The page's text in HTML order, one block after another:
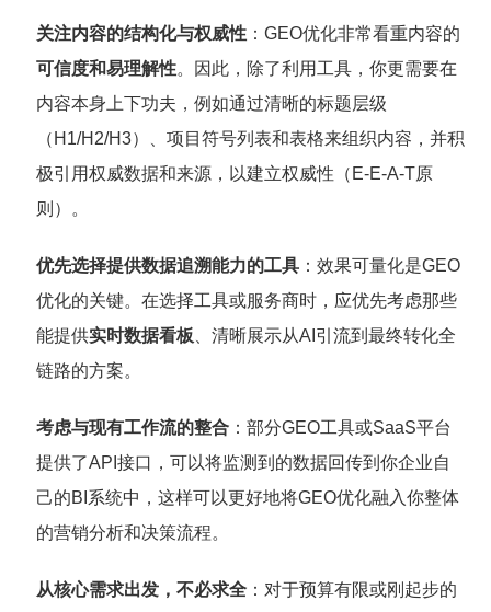
关注内容的结构化与权威性：GEO优化非常看重内容的
可信度和易理解性。因此，除了利用工具，你更需要在
内容本身上下功夫，例如通过清晰的标题层级
（H1/H2/H3）、项目符号列表和表格来组织内容，并积
极引用权威数据和来源，以建立权威性（E-E-A-T原
则）。
优先选择提供数据追溯能力的工具：效果可量化是GEO
优化的关键。在选择工具或服务商时，应优先考虑那些
能提供实时数据看板 、清晰展示从AI引流到最终转化全
链路的方案。
考虑与现有工作流的整合：部分GEO工具或SaaS平台
提供了API接口，可以将监测到的数据回传到你企业自
己的BI系统中，这样可以更好地将GEO优化融入你整体
的营销分析和决策流程。
从核心需求出发，不必求全：对于预算有限或刚起步的